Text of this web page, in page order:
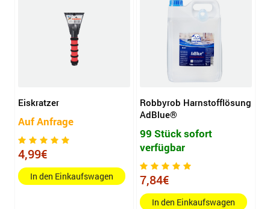
Eiskratzer
Auf Anfrage
4,99€
In den Einkaufswagen
Robbyrob Harnstofflösung
AdBlue®
99 Stück sofort
verfügbar
7,84€
In den Einkaufswagen